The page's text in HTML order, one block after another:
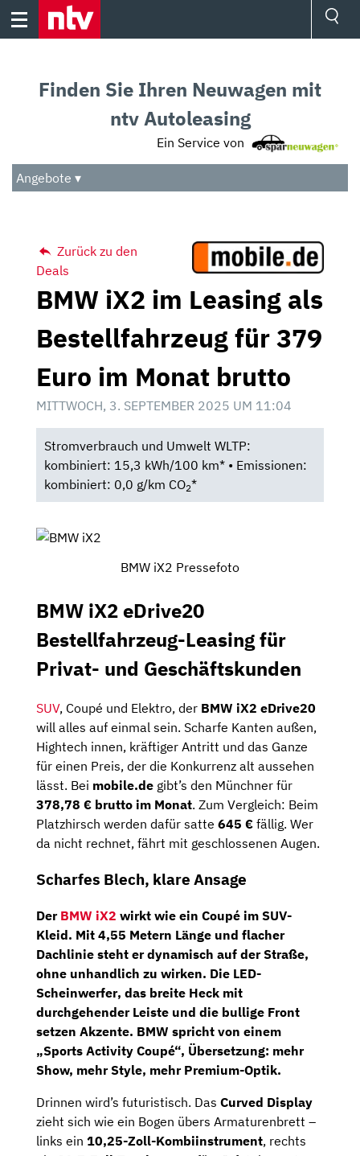
Skip
Audio
Das Beste
Finden Sie Ihren Neuwagen mit
ntv Autoleasing
Ein Service von
Angebote ▾
Zurück zu den
Deals
BMW iX2 im Leasing als
Bestellfahrzeug für 379
Euro im Monat brutto
MITTWOCH, 3. SEPTEMBER 2025 UM 11:04
Stromverbrauch und Umwelt WLTP:
kombiniert: 15,3 kWh/100 km* • Emissionen:
kombiniert: 0,0 g/km CO2*
BMW iX2 Pressefoto
BMW iX2 eDrive20
Bestellfahrzeug-Leasing für
Privat- und Geschäftskunden
SUV, Coupé und Elektro, der BMW iX2 eDrive20
will alles auf einmal sein. Scharfe Kanten außen,
Hightech innen, kräftiger Antritt und das Ganze
für einen Preis, der die Konkurrenz alt aussehen
lässt. Bei mobile.de gibt’s den Münchner für
378,78 € brutto im Monat. Zum Vergleich: Beim
Platzhirsch werden dafür satte 645 € fällig. Wer
da nicht rechnet, fährt mit geschlossenen Augen.
Scharfes Blech, klare Ansage
Der BMW iX2 wirkt wie ein Coupé im SUV-
Kleid. Mit 4,55 Metern Länge und flacher
Dachlinie steht er dynamisch auf der Straße,
ohne unhandlich zu wirken. Die LED-
Scheinwerfer, das breite Heck mit
durchgehender Leiste und die bullige Front
setzen Akzente. BMW spricht von einem
„Sports Activity Coupé“, Übersetzung: mehr
Show, mehr Style, mehr Premium-Optik.
Drinnen wird’s futuristisch. Das Curved Display
zieht sich wie ein Bogen übers Armaturenbrett –
links ein 10,25-Zoll-Kombiinstrument, rechts